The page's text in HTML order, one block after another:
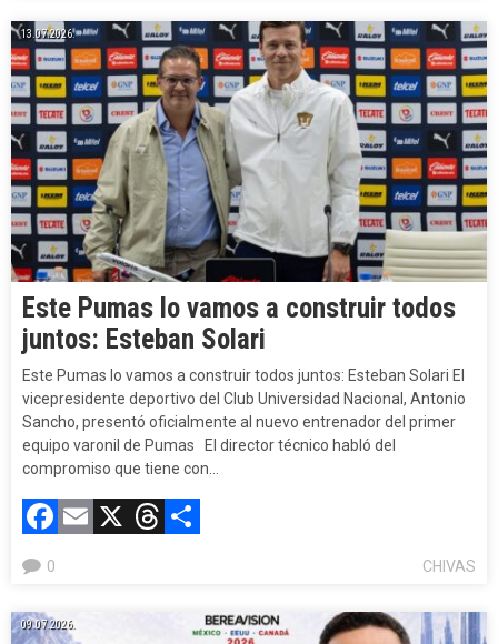
13.07.2026.
Este Pumas lo vamos a construir todos
juntos: Esteban Solari
Este Pumas lo vamos a construir todos juntos: Esteban Solari El
vicepresidente deportivo del Club Universidad Nacional, Antonio
Sancho, presentó oficialmente al nuevo entrenador del primer
equipo varonil de Pumas El director técnico habló del
compromiso que tiene con…
Facebook
Email
X Threads
CHIVAS
0
09.07.2026.